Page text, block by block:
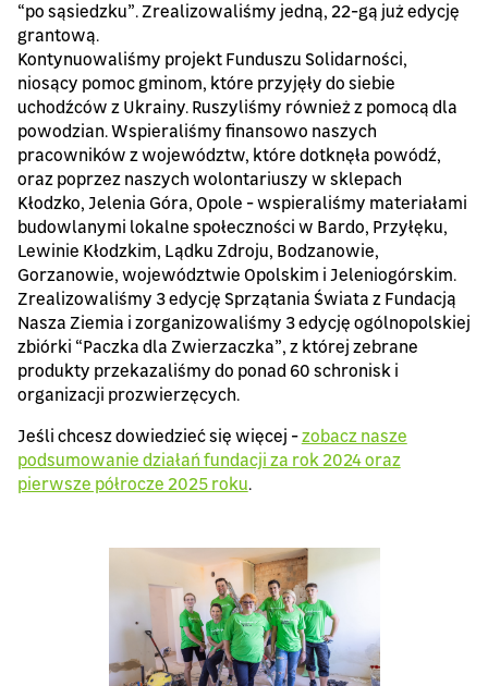
“po sąsiedzku”. Zrealizowaliśmy jedną, 22-gą już edycję
grantową.
Kontynuowaliśmy projekt Funduszu Solidarności,
niosący pomoc gminom, które przyjęły do siebie
uchodźców z Ukrainy. Ruszyliśmy również z pomocą dla
powodzian. Wspieraliśmy finansowo naszych
pracowników z województw, które dotknęła powódź,
oraz poprzez naszych wolontariuszy w sklepach
Kłodzko, Jelenia Góra, Opole - wspieraliśmy materiałami
budowlanymi lokalne społeczności w Bardo, Przyłęku,
Lewinie Kłodzkim, Lądku Zdroju, Bodzanowie,
Gorzanowie, województwie Opolskim i Jeleniogórskim.
Zrealizowaliśmy 3 edycję Sprzątania Świata z Fundacją
Nasza Ziemia i zorganizowaliśmy 3 edycję ogólnopolskiej
zbiórki “Paczka dla Zwierzaczka”, z której zebrane
produkty przekazaliśmy do ponad 60 schronisk i
organizacji prozwierzęcych.
Jeśli chcesz dowiedzieć się więcej -zobacz nasze
podsumowanie działań fundacji za rok 2024 oraz
pierwsze półrocze 2025 roku.